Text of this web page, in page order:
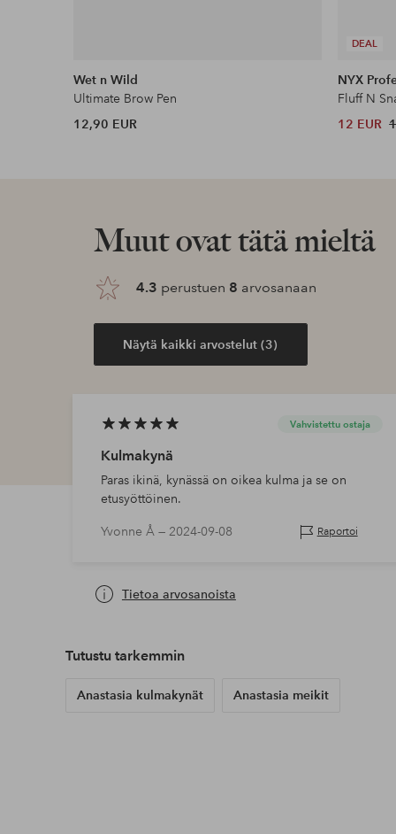
Wet n Wild
Ultimate Brow Pen
12,90 EUR
DEAL
NYX
Fluff N
12 EUR
Muut ovat tätä mieltä
4.3 perustuen 8 arvosanaan
Näytä kaikki arvostelut (3)
Vahvistettu ostaja
Kulmakynä
Paras ikinä, kynässä on oikea kulma ja se on
etusyöttöinen.
Yvonne Å — 2024-09-08 Raportoi
Tietoa arvosanoista
Tutustu tarkemmin
Anastasia kulmakynät Anastasia meikit